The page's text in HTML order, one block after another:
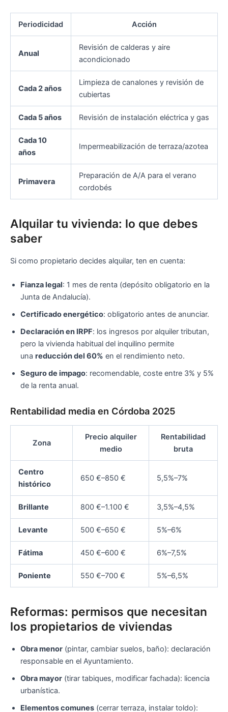
Periodicidad Acción
Anual
Revisión de calderas y aire
acondicionado
Cada 2 años
Limpieza de canalones y revisión de
cubiertas
Cada 5 años Revisión de instalación eléctrica y gas
Cada 10
años
Impermeabilización de terraza/azotea
Primavera
Preparación de A/A para el verano
cordobés
Alquilar tu vivienda: lo que debes
saber
Si como propietario decides alquilar, ten en cuenta:
Fianza legal: 1 mes de renta (depósito obligatorio en la
Junta de Andalucía).
Certificado energético: obligatorio antes de anunciar.
Declaración en IRPF: los ingresos por alquiler tributan,
pero la vivienda habitual del inquilino permite
una reducción del 60% en el rendimiento neto.
Seguro de impago: recomendable, coste entre 3% y 5%
de la renta anual.
Rentabilidad media en Córdoba 2025
Zona
Precio alquiler
medio
Rentabilidad
bruta
Centro
histórico
650 €–850 € 5,5%–7%
Brillante 800 €–1.100 € 3,5%–4,5%
Levante 500 €–650 € 5%–6%
Fátima 450 €–600 € 6%–7,5%
Poniente 550 €–700 € 5%–6,5%
Reformas: permisos que necesitan
los propietarios de viviendas
Obra menor (pintar, cambiar suelos, baño): declaración
responsable en el Ayuntamiento.
Obra mayor (tirar tabiques, modificar fachada): licencia
urbanística.
Elementos comunes (cerrar terraza, instalar toldo):